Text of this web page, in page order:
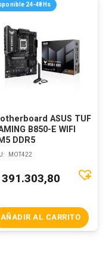
24-48Hs
ASUS TUF
B850-E WIFI
DDR5
MOT422
391.303,80
AÑADIR AL CARRITO